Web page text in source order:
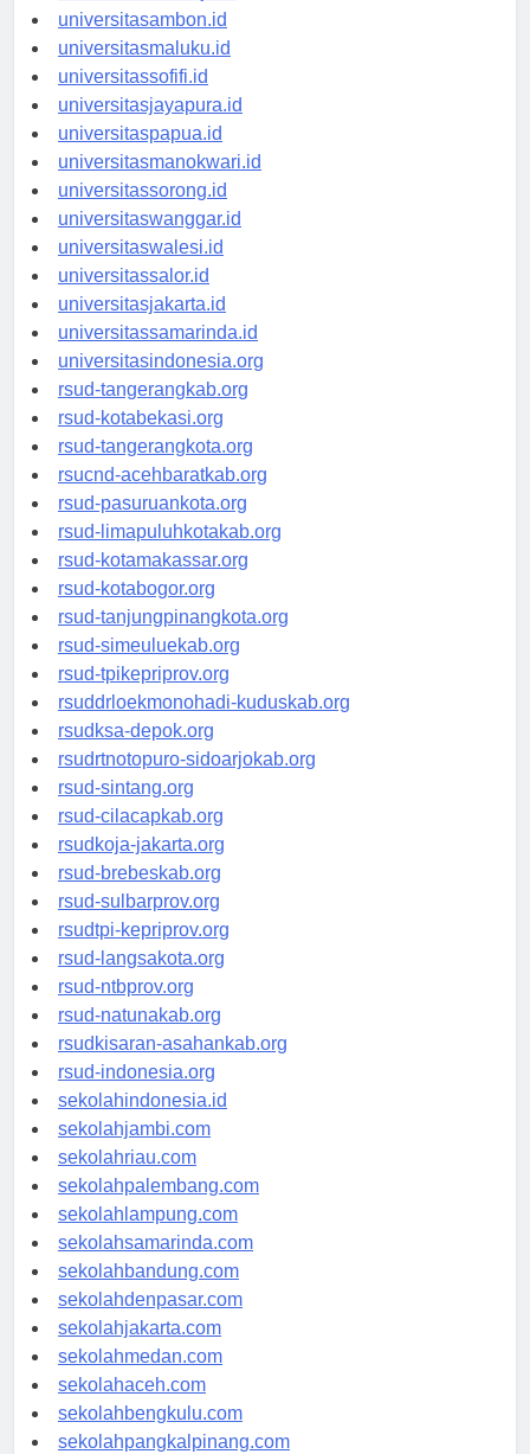
universitasmamuju.id
universitasambon.id
universitasmaluku.id
universitassofifi.id
universitasjayapura.id
universitaspapua.id
universitasmanokwari.id
universitassorong.id
universitaswanggar.id
universitaswalesi.id
universitassalor.id
universitasjakarta.id
universitassamarinda.id
universitasindonesia.org
rsud-tangerangkab.org
rsud-kotabekasi.org
rsud-tangerangkota.org
rsucnd-acehbaratkab.org
rsud-pasuruankota.org
rsud-limapuluhkotakab.org
rsud-kotamakassar.org
rsud-kotabogor.org
rsud-tanjungpinangkota.org
rsud-simeuluekab.org
rsud-tpikepriprov.org
rsuddrloekmonohadi-kuduskab.org
rsudksa-depok.org
rsudrtnotopuro-sidoarjokab.org
rsud-sintang.org
rsud-cilacapkab.org
rsudkoja-jakarta.org
rsud-brebeskab.org
rsud-sulbarprov.org
rsudtpi-kepriprov.org
rsud-langsakota.org
rsud-ntbprov.org
rsud-natunakab.org
rsudkisaran-asahankab.org
rsud-indonesia.org
sekolahindonesia.id
sekolahjambi.com
sekolahriau.com
sekolahpalembang.com
sekolahlampung.com
sekolahsamarinda.com
sekolahbandung.com
sekolahdenpasar.com
sekolahjakarta.com
sekolahmedan.com
sekolahaceh.com
sekolahbengkulu.com